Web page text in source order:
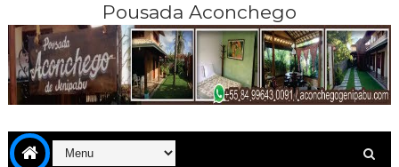
Pousada Aconchego